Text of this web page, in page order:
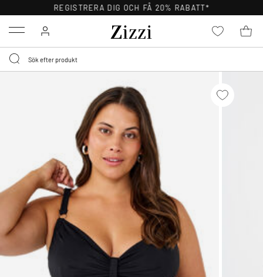
REGISTRERA DIG OCH FÅ 20% RABATT*
Menu